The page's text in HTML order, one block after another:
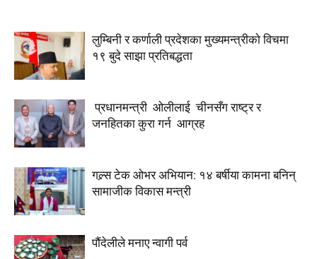
लुम्बिनी र कर्णाली प्रदेशका मुख्यमन्त्रीकाे विचमा
१९ बुदे साझा प्रतिबद्धता
प्रधानमन्त्री ओलीलाई चीनसँग राष्ट्र र
जनहितका कुरा गर्न आग्रह
गल्र्स टेक ओभर अभियान: १४ बर्षीया कामना बनिन्
सामाजीक विकास मन्त्री
पौंदेलीले मनाए न्वागी पर्व